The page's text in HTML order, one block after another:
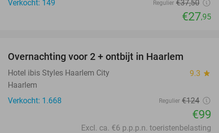
Verkocht: 149
Regulier €37,50
€27,95
Overnachting voor 2 + ontbijt in Haarlem
Hotel ibis Styles Haarlem City 9.3 star
Haarlem
Verkocht: 1.668
Regulier €124
€99
Excl. ca. €6 p.p.p.n. toeristenbelasting